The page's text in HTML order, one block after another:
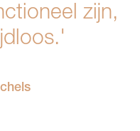
zijn,